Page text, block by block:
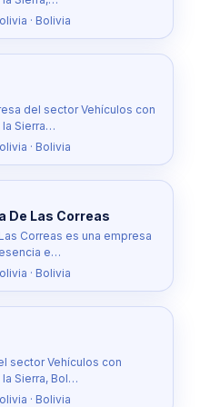
· Bolivia
del sector Vehículos con
la Sierra…
· Bolivia
De Las Correas
Correas es una empresa
e…
· Bolivia
sector Vehículos con
Sierra, Bol…
· Bolivia